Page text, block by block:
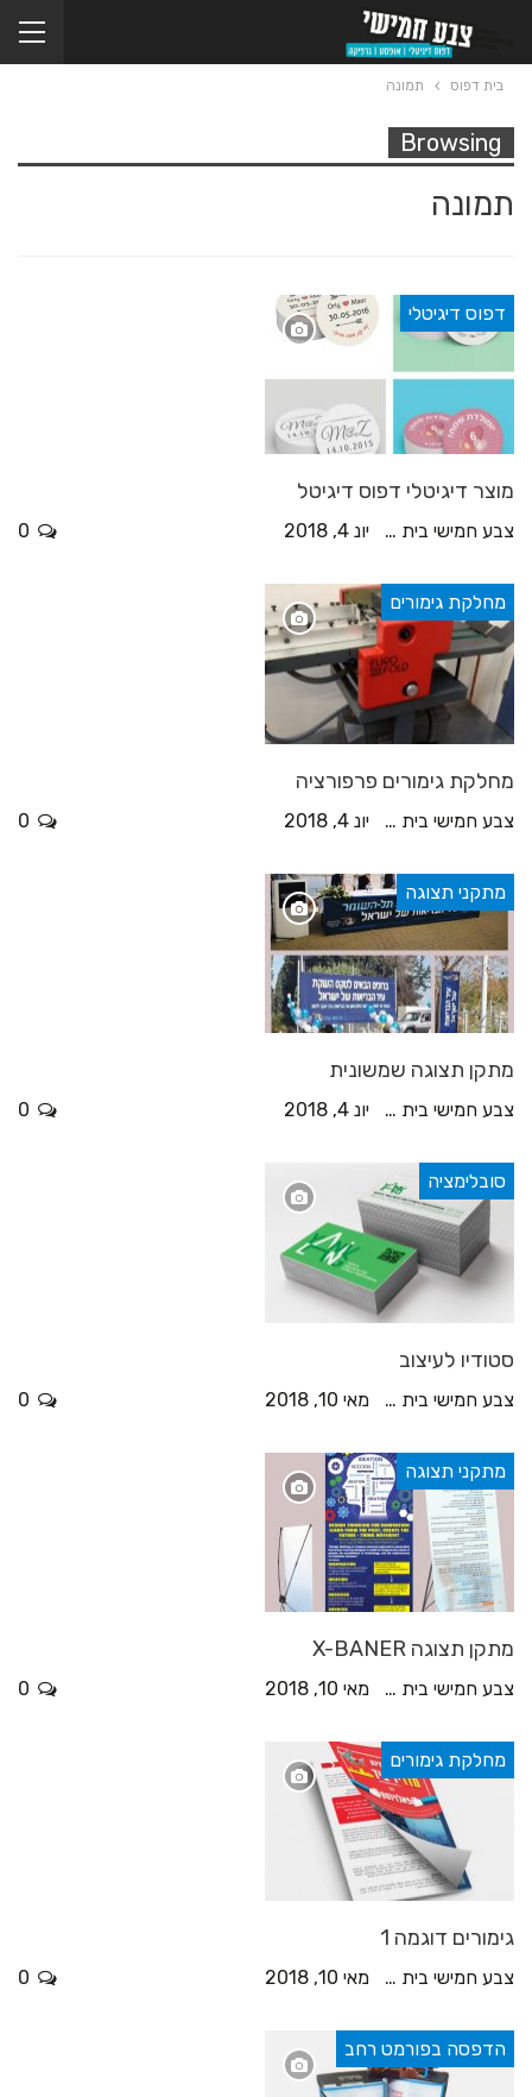
בית דפוס תמונה
Browsing
תמונה
דפוס דיגיטלי
מוצר דיגיטלי דפוס דיגיטל
צבע חמישי בית דפוס יונ 4, 2018
מחלקת גימורים
מחלקת גימורים פרפורציה
צבע חמישי בית דפוס יונ 4, 2018
מתקני תצוגה
מתקן תצוגה שמשונית
צבע חמישי בית דפוס יונ 4, 2018
סובלימציה
סטודיו לעיצוב
צבע חמישי בית דפוס מאי 10, 2018
מתקני תצוגה
מתקן תצוגה X-BANER
צבע חמישי בית דפוס מאי 10, 2018
מחלקת גימורים
גימורים דוגמה 1
צבע חמישי בית דפוס מאי 10, 2018
הדפסה בפורמט רחב